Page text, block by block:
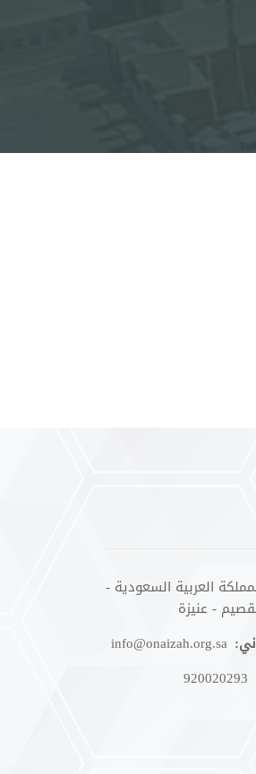
العربية السعودية -
- عنيزة
info@onaizah.org.sa
920020293